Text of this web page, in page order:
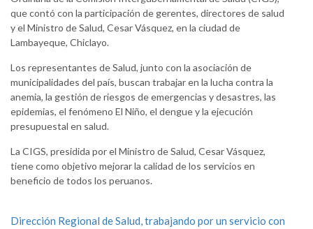
que contó con la participación de gerentes, directores de salud
y el Ministro de Salud, Cesar Vásquez, en la ciudad de
Lambayeque, Chiclayo.
Los representantes de Salud, junto con la asociación de
municipalidades del país, buscan trabajar en la lucha contra la
anemia, la gestión de riesgos de emergencias y desastres, las
epidemias, el fenómeno El Niño, el dengue y la ejecución
presupuestal en salud.
La CIGS, presidida por el Ministro de Salud, Cesar Vásquez,
tiene como objetivo mejorar la calidad de los servicios en
beneficio de todos los peruanos.
Dirección Regional de Salud, trabajando por un servicio con